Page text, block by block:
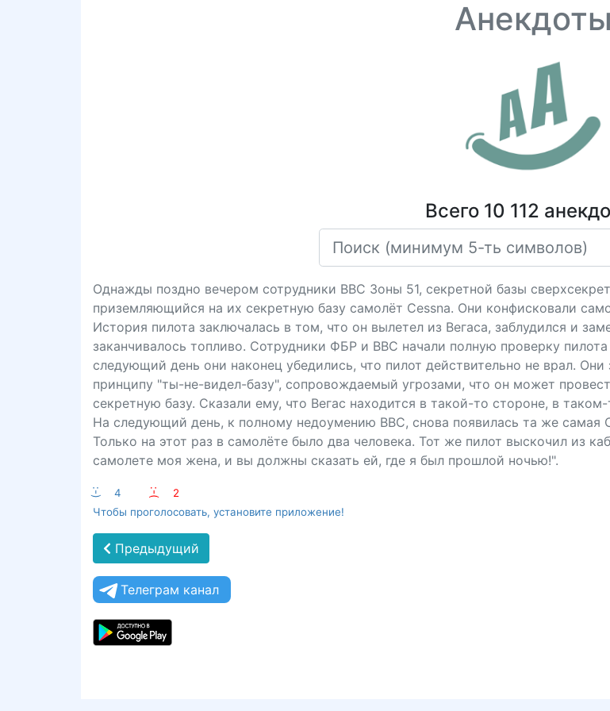
Анекдоты
Всего 10 112
Однажды поздно вечером сотрудники ВВС Зоны 51, секретной базы
приземляющийся на их секретную базу самолёт Cessna. Они конфисковали
История пилота заключалась в том, что он вылетел из Вегаса, заблудился и
заканчивалось топливо. Сотрудники ФБР и ВВС начали полную проверку
следующий день они наконец убедились, что пилот действительно не врал.
принципу "ты-не-видел-базу", сопровождаемый угрозами, что он может
секретную базу. Сказали ему, что Вегас находится в такой-то стороне, в
На следующий день, к полному недоумению ВВС, снова появилась та же самая
Только на этот раз в самолёте было два человека. Тот же пилот выскочил из
самолете моя жена, и вы должны сказать ей, где я был прошлой ночью!".
:-) 4 :-(
2
Чтобы проголосовать, установите приложение!
Предыдущий
Телеграм канал